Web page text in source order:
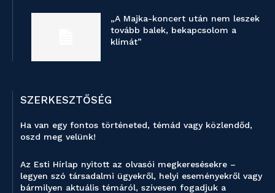
„A Majka-koncert után nem leszek
tovább balek, bekapcsolom a
klímát”
SZERKESZTŐSÉG
Ha van egy fontos történeted, témád vagy közlendőd,
oszd meg velünk!
Az Esti Hírlap nyitott az olvasói megkeresésekre –
legyen szó társadalmi ügyekről, helyi eseményekről vagy
bármilyen aktuális témáról, szívesen fogadjuk a